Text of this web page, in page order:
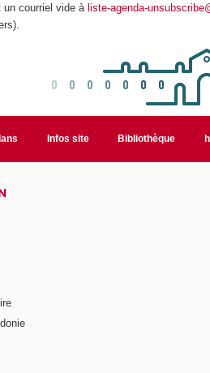
un courriel vide àliste-agenda-
Infos site Bibliothèque